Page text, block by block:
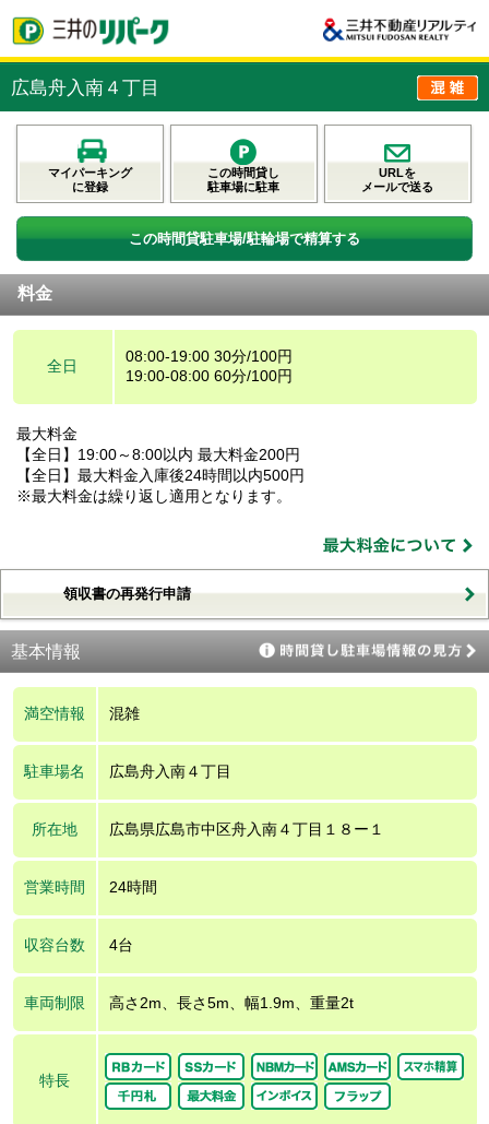
広島舟入南４丁目
マイパーキング
に登録
この時間貸し
駐車場に駐車
URLを
メールで送る
この時間貸駐車場/駐輪場で精算する
料金
全日
08:00-19:00 30分/100円
19:00-08:00 60分/100円
最大料金
【全日】19:00～8:00以内 最大料金200円
【全日】最大料金入庫後24時間以内500円
※最大料金は繰り返し適用となります。
領収書の再発行申請
基本情報
満空情報 混雑
駐車場名 広島舟入南４丁目
所在地 広島県広島市中区舟入南４丁目１８ー１
営業時間 24時間
収容台数 4台
車両制限 高さ2m、長さ5m、幅1.9m、重量2t
特長